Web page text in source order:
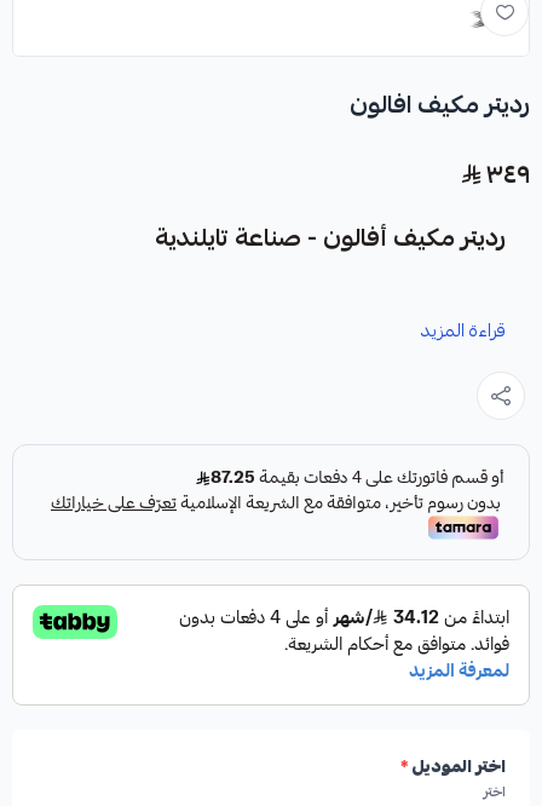
رديتر مكيف افالون
٣٤٩
رديتر مكيف أفالون - صناعة تايلندية
مصممة خصيصاً لسيارتك.
المواصفات:
النوع:رديتر مكيف
صناعة:تايلاند
قراءة المزيد
اختر الموديل*
اختر